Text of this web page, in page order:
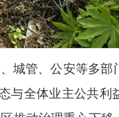
城管、公安等多
与全体业主公共